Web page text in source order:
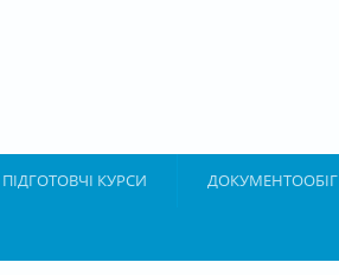
ПІДГОТОВЧІ КУРСИ ДОКУМЕНТООБІГ